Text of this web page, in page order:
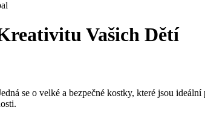
Vašich Dětí
se o velké a bezpečné kostky, které jsou